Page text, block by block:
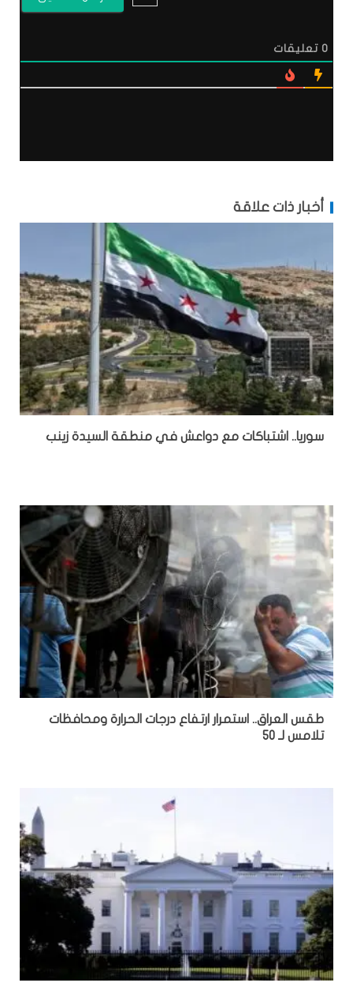
0 تعليقات
أخبار ذات علاقة
سوريا.. اشتباكات مع دواعش في منطقة السيدة زينب
طقس العراق.. استمرار ارتفاع درجات الحرارة ومحافظات
تلامس لـ 50